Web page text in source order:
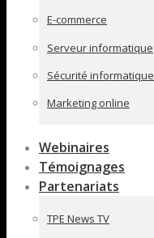
E-commerce
Serveur informatique
Sécurité informatique
Marketing online
Webinaires
Témoignages
Partenariats
TPE News TV